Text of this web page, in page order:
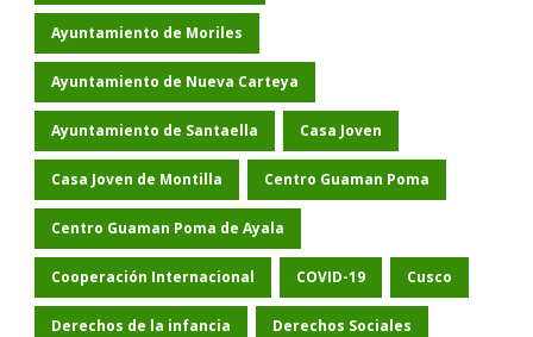
Ayuntamiento de Moriles
Ayuntamiento de Nueva Carteya
Ayuntamiento de Santaella Casa Joven
Casa Joven de Montilla Centro Guaman Poma
Centro Guaman Poma de Ayala
Cooperación Internacional COVID-19 Cusco
Derechos de la infancia Derechos Sociales